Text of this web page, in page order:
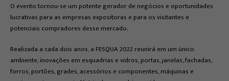
O evento tornou-se um potente gerador de negócios e oportunidades
lucrativas para as empresas expositoras e para os visitantes e
potenciais compradores desse mercado.
Realizada a cada dois anos, a FESQUA 2022 reunirá em um único
ambiente, inovações em esquadrias e vidros, portas, janelas, fachadas,
forros, portões, grades, acessórios e componentes, máquinas e